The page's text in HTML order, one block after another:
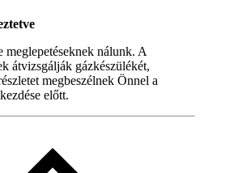
meglepetéseknek nálunk. A
átvizsgálják gázkészülékét,
megbeszélnek Önnel a
előtt.